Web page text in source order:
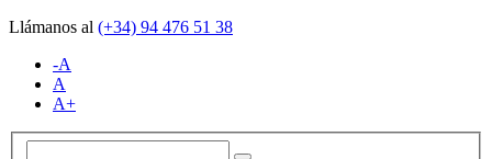
Llámanos al (+34) 94 476 51 38
-A
A
A+